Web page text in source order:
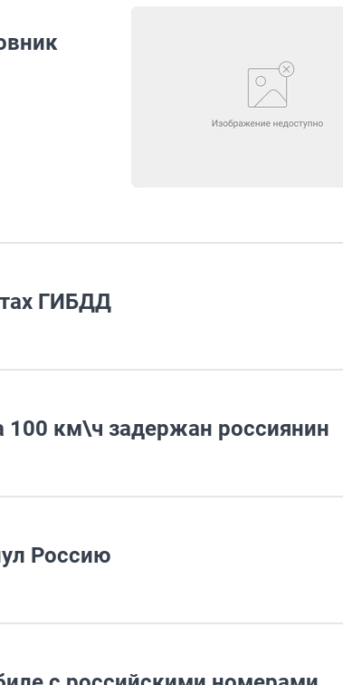
ГИБДД
100 км\ч задержан россиянин
Россию